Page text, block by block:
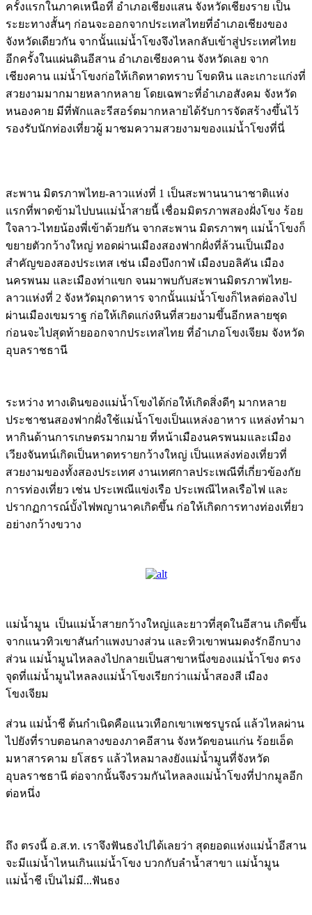
ครั้งแรกในภาคเหนือที่ อำเภอเชียงแสน จังหวัดเชียงราย เป็น
ระยะทางสั้นๆ ก่อนจะออกจากประเทสไทยที่อำเภอเชียงของ
จังหวัดเดียวกัน จากนั้นแม่น้ำโขงจึงไหลกลับเข้าสู่ประเทศไทย
อีกครั้งในแผ่นดินอีสาน อำเภอเชียงคาน จังหวัดเลย จาก
เชียงคาน แม่น้ำโขงก่อให้เกิดหาดทราบ โขดหิน และเกาะแก่งที่
สวยงามมากมายหลากหลาย โดยเฉพาะที่อำเภอสังคม จังหวัด
หนองคาย มีที่พักและรีสอร์ตมากหลายได้รับการจัดสร้างขึ้นไว้
รองรับนักท่องเที่ยวผู้ มาชมความสวยงามของแม่น้ำโขงที่นี่
สะพาน มิตรภาพไทย-ลาวแห่งที่ 1 เป็นสะพานนานาชาติแห่ง
แรกที่พาดข้ามไปบนแม่น้ำสายนี้ เชื่อมมิตรภาพสองฝั่งโขง ร้อย
ใจลาว-ไทยน้องพี่เข้าด้วยกัน จากสะพาน มิตรภาพๆ แม่น้ำโขงก็
ขยายตัวกว้างใหญ่ ทอดผ่านเมืองสองฟากฝั่งที่ล้วนเป็นเมือง
สำคัญของสองประเทส เช่น เมืองบึงกาฬ เมืองบอลิคัน เมือง
นครพนม และเมืองท่าแขก จนมาพบกับสะพานมิตรภาพไทย-
ลาวแห่งที่ 2 จังหวัดมุกดาหาร จากนั้นแม่น้ำโขงก็ไหลต่อลงไป
ผ่านเมืองเขมราฐ ก่อให้เกิดแก่งหินที่สวยงามขึ้นอีกหลายชุด
ก่อนจะไปสุดท้ายออกจากประเทสไทย ที่อำเภอโขงเจียม จังหวัด
อุบลราชธานี
ระหว่าง ทางเดินของแม่น้ำโขงได้ก่อให้เกิดสิ่งดีๆ มากหลาย
ประชาชนสองฟากฝั่งใช้แม่น้ำโขงเป็นแหล่งอาหาร แหล่งทำมา
หากินด้านการเกษตรมากมาย ที่หน้าเมืองนครพนมและเมือง
เวียงจันทน์เกิดเป็นหาดทรายกว้างใหญ่ เป็นแหล่งท่องเที่ยวที่
สวยงามของทั้งสองประเทศ งานเทศกาลประเพณีที่เกี่ยวข้องกัย
การท่องเที่ยว เช่น ประเพณีแข่งเรือ ประเพณีไหลเรือไฟ และ
ปรากฏการณ์บั้งไฟพญานาคเกิดขึ้น ก่อให้เกิดการทางท่องเที่ยว
อย่างกว้างขวาง
แม่น้ำมูน เป็นแม่น้ำสายกว้างใหญ่และยาวที่สุดในอีสาน เกิดขึ้น
จากแนวทิวเขาสันกำแพงบางส่วน และทิวเขาพนมดงรักอีกบาง
ส่วน แม่น้ำมูนไหลลงไปกลายเป็นสาขาหนึ่งของแม่น้ำโขง ตรง
จุดที่แม่น้ำมูนไหลลงแม่น้ำโขงเรียกว่าแม่น้ำสองสี เมือง
โขงเจียม
ส่วน แม่น้ำชี ต้นกำเนิดคือแนวเทือกเขาเพชรบูรณ์ แล้วไหลผ่าน
ไปยังที่ราบตอนกลางของภาคอีสาน จังหวัดขอนแก่น ร้อยเอ็ด
มหาสารคาม ยโสธร แล้วไหลมาลงยังแม่น้ำมูนที่จังหวัด
อุบลราชธานี ต่อจากนั้นจึงรวมกันไหลลงแม่น้ำโขงที่ปากมูลอีก
ต่อหนึ่ง
ถึง ตรงนี้ อ.ส.ท. เราจึงฟันธงไปได้เลยว่า สุดยอดแห่งแม่น้ำอีสาน
จะมีแม่น้ำไหนเกินแม่น้ำโขง บวกกับลำน้ำสาขา แม่น้ำมูน
แม่น้ำชี เป็นไม่มี...ฟันธง